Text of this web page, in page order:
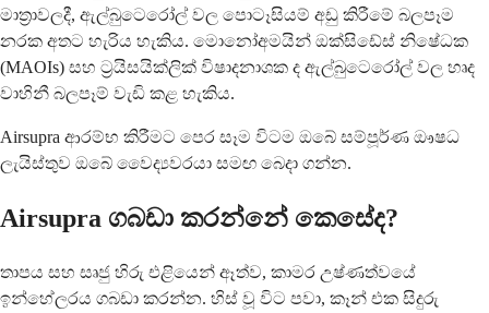
මාත්‍රාවලදී, ඇල්බුටෙරෝල් වල පොටෑසියම් අඩු කිරීමේ බලපෑම
නරක අතට හැරිය හැකිය. මොනෝඅමයින් ඔක්සිඩේස් නිෂේධක
(MAOIs) සහ ට්‍රයිසයික්ලික් විෂාදනාශක ද ඇල්බුටෙරෝල් වල හෘද
වාහිනී බලපෑම් වැඩි කළ හැකිය.
Airsupra ආරම්භ කිරීමට පෙර සෑම විටම ඔබේ සම්පූර්ණ ඖෂධ
ලැයිස්තුව ඔබේ වෛද්‍යවරයා සමඟ බෙදා ගන්න.
Airsupra ගබඩා කරන්නේ කෙසේද?
තාපය සහ සෘජු හිරු එළියෙන් ඈත්ව, කාමර උෂ්ණත්වයේ
ඉන්හේලරය ගබඩා කරන්න. හිස් වූ විට පවා, කෑන් එක සිදුරු